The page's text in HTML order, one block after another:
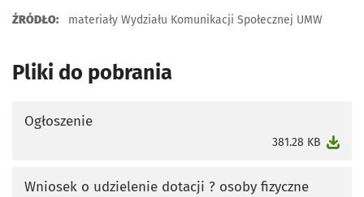
ŹRÓDŁO: materiały Wydziału Komunikacji Społecznej UMW
Pliki do pobrania
Ogłoszenie
381.28 KB
Wniosek o udzielenie dotacji ? osoby fizyczne